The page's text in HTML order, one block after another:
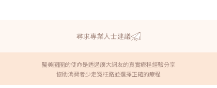
尋求專業人士建議
醫美圈圈的使命是透過廣大網友的真實療程經驗分享
協助消費者少走冤枉路並選擇正確的療程